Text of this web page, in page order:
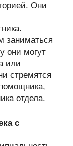
Они
заниматься
они могут
или
стремятся
отдела.
с